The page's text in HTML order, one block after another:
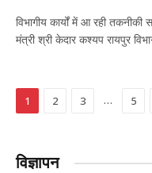
विभागीय कार्यों में आ रही
मंत्री श्री केदार कश्यप रायपुर
1 2 3 … 5
विज्ञापन